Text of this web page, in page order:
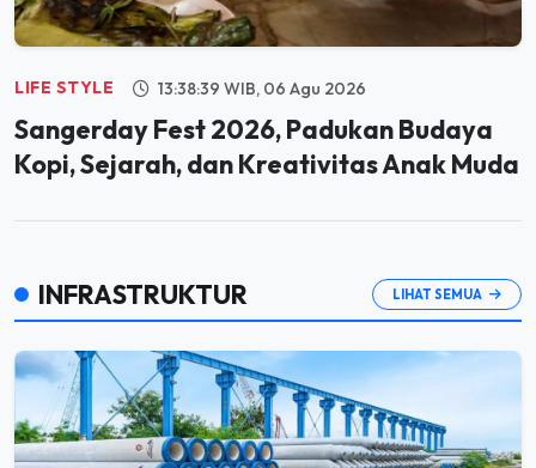
LIFE STYLE 13:38:39 WIB, 06 Agu 2026
Sangerday Fest 2026, Padukan Budaya
Kopi, Sejarah, dan Kreativitas Anak Muda